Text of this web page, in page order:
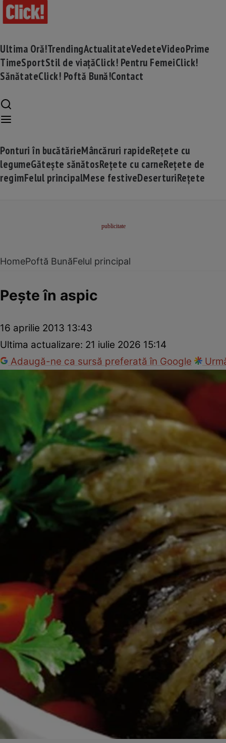
Ultima Oră!TrendingActualitateVedeteVideoPrime
TimeSportStil de viațăClick! Pentru FemeiClick!
SănătateClick! Poftă Bună!Contact
Ponturi în bucătărieMâncăruri rapideRețete cu
legumeGătește sănătosRețete cu carneRețete de
regimFelul principalMese festiveDeserturiRețete
HomePoftă BunăFelul principal
Peşte în aspic
16 aprilie 2013 13:43
Ultima actualizare: 21 iulie 2026 15:14
Adaugă-ne ca sursă preferată în Google